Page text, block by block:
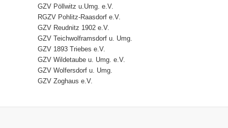
GZV Pöllwitz u.Umg. e.V.
RGZV Pohlitz-Raasdorf e.V.
GZV Reudnitz 1902 e.V.
GZV Teichwolframsdorf u. Umg.
GZV 1893 Triebes e.V.
GZV Wildetaube u. Umg. e.V.
GZV Wolfersdorf u. Umg.
GZV Zoghaus e.V.